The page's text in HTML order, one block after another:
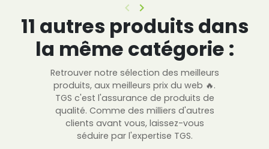
Précédent
keyboard_arrow_left Suivant
keyboard_arrow_right
11 autres produits dans
la même catégorie :
Retrouver notre sélection des meilleurs
produits, aux meilleurs prix du web 🔥.
TGS c'est l'assurance de produits de
qualité. Comme des milliers d'autres
clients avant vous, laissez-vous
séduire par l'expertise TGS.